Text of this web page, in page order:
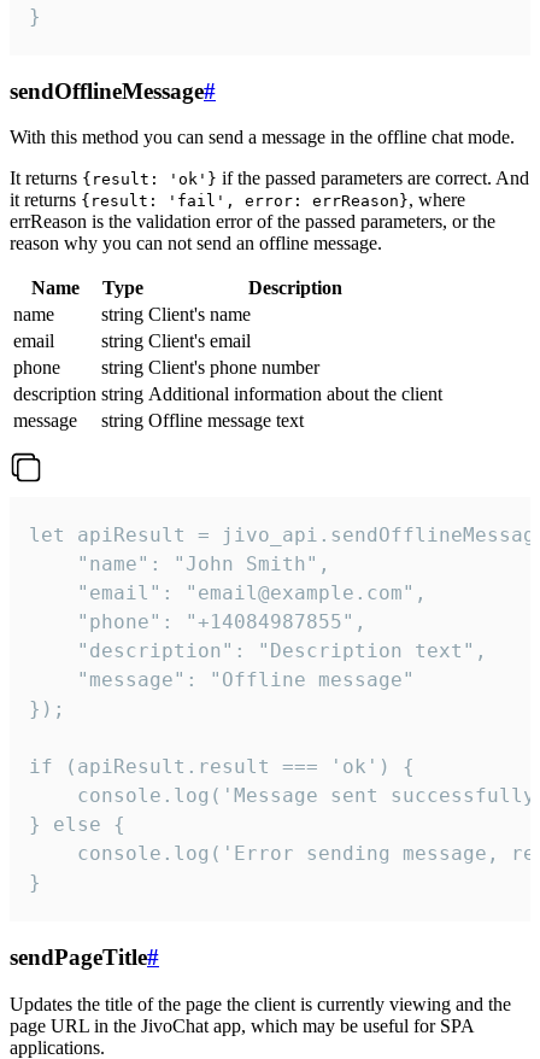
}
sendOfflineMessage#
With this method you can send a message in the offline chat mode.
It returns {result: 'ok'} if the passed parameters are correct. And
it returns {result: 'fail', error: errReason}, where
errReason is the validation error of the passed parameters, or the
reason why you can not send an offline message.
Name Type
Description
name
string Client's name
email
string Client's email
phone
string Client's phone number
description string Additional information about the client
message
string Offline message text
let apiResult =
    "name": "John Smith",
    "email": "email@example.com",
    "phone": "+14084987855",
    "description": "Description text",
    "message": "Offline message"
});
if (apiResult.result === 'ok') {
console.log('Message sent
} else {
console.log('Error sending message,
}
sendPageTitle#
Updates the title of the page the client is currently viewing and the
page URL in the JivoChat app, which may be useful for SPA
applications.